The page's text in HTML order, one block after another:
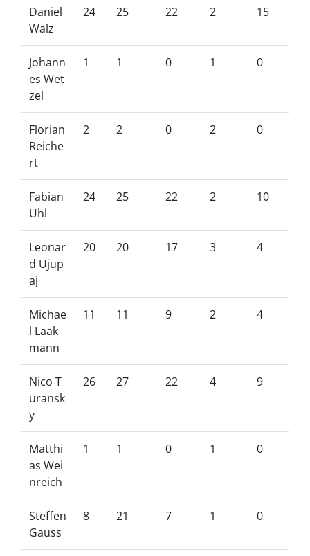
Daniel
Walz
24 25 22 2 15
Johann
es Wet
zel
1 1 0 1 0
Florian
Reiche
rt
2 2 0 2 0
Fabian
Uhl
24 25 22 2 10
Leonar
d Ujup
aj
20 20 17 3 4
Michae
l Laak
mann
11 11 9 2 4
Nico T
uransk
y
26 27 22 4 9
Matthi
as Wei
nreich
1 1 0 1 0
Steffen
Gauss
8 21 7 1 0